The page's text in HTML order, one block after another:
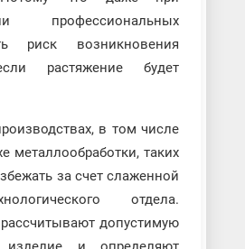
профессиональных
риск возникновения
растяжение будет
в том числе
металлообработки, таких
за счет слаженной
отдела.
допустимую